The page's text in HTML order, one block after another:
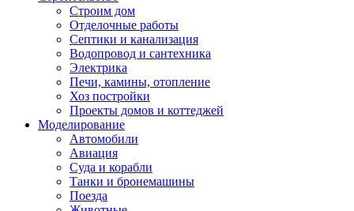
Строим дом
Отделочные работы
Септики и канализация
Водопровод и сантехника
Электрика
Печи, камины, отопление
Хоз постройки
Проекты домов и коттеджей
Моделирование
Автомобили
Авиация
Суда и корабли
Танки и бронемашины
Поезда